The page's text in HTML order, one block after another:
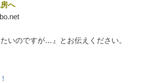
へ
たいのですが…』とお伝えください。